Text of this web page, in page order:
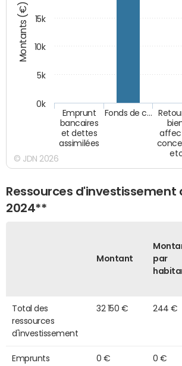
Montants (€)
Emprunt
bancaires
et dettes
assimilées
Fonds de c…
0k
5k
10k
15k
© JDN 2026
Ressources d'investissement
2024**
Montant
par
Total des
ressources
d'investissement
32 150 € 244 €
Emprunts 0 € 0 €